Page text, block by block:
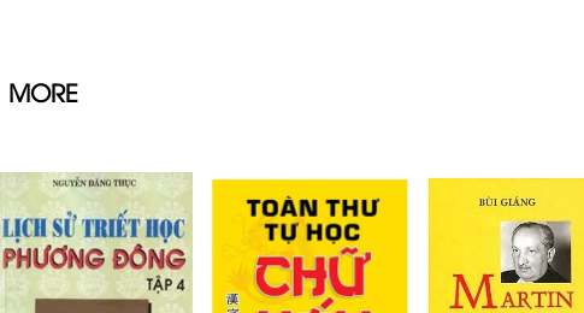
MORE